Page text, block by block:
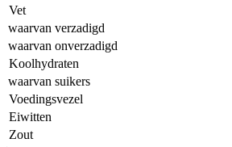
Vet
waarvan verzadigd
waarvan onverzadigd
Koolhydraten
waarvan suikers
Voedingsvezel
Eiwitten
Zout